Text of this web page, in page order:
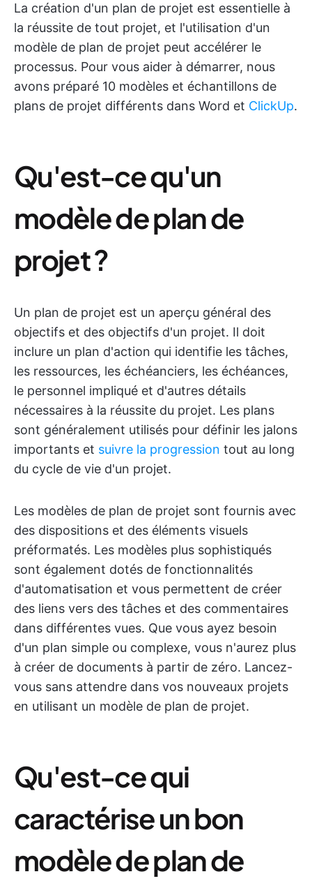
La création d'un plan de projet est essentielle à
la réussite de tout projet, et l'utilisation d'un
modèle de plan de projet peut accélérer le
processus. Pour vous aider à démarrer, nous
avons préparé 10 modèles et échantillons de
plans de projet différents dans Word et ClickUp.
Qu'est-ce qu'un
modèle de plan de
projet ?
Un plan de projet est un aperçu général des
objectifs et des objectifs d'un projet. Il doit
inclure un plan d'action qui identifie les tâches,
les ressources, les échéanciers, les échéances,
le personnel impliqué et d'autres détails
nécessaires à la réussite du projet. Les plans
sont généralement utilisés pour définir les jalons
importants et suivre la progression tout au long
du cycle de vie d'un projet.
Les modèles de plan de projet sont fournis avec
des dispositions et des éléments visuels
préformatés. Les modèles plus sophistiqués
sont également dotés de fonctionnalités
d'automatisation et vous permettent de créer
des liens vers des tâches et des commentaires
dans différentes vues. Que vous ayez besoin
d'un plan simple ou complexe, vous n'aurez plus
à créer de documents à partir de zéro. Lancez-
vous sans attendre dans vos nouveaux projets
en utilisant un modèle de plan de projet.
Qu'est-ce qui
caractérise un bon
modèle de plan de